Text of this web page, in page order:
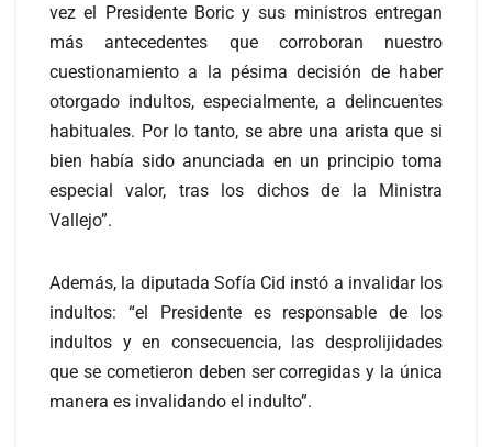
vez el Presidente Boric y sus ministros entregan
más antecedentes que corroboran nuestro
cuestionamiento a la pésima decisión de haber
otorgado indultos, especialmente, a delincuentes
habituales. Por lo tanto, se abre una arista que si
bien había sido anunciada en un principio toma
especial valor, tras los dichos de la Ministra
Vallejo”.
Además, la diputada Sofía Cid instó a invalidar los
indultos: “el Presidente es responsable de los
indultos y en consecuencia, las desprolijidades
que se cometieron deben ser corregidas y la única
manera es invalidando el indulto”.